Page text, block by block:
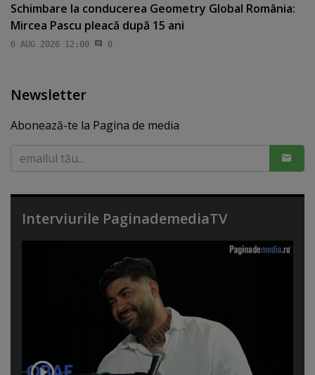
Schimbare la conducerea Geometry Global România:
Mircea Pascu pleacă după 15 ani
6 AUG 2026 12:00 0
Newsletter
Abonează-te la Pagina de media
Interviurile PaginademediaTV